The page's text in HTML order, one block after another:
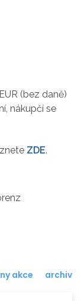
(bez daně)
nákupčí se
ZDE.
akce archiv